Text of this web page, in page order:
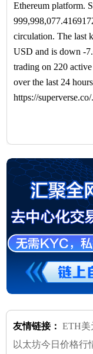
Ethereum platform.
circulation. The last
USD and is down -
trading on 220
over the last 24
https://superverse.co/.
友情链接： ETH美
以太坊今日价格行